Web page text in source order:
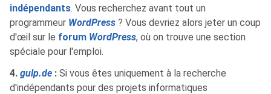
indépendants. Vous recherchez avant tout un
programmeur WordPress ? Vous devriez alors jeter un coup
d'œil sur le forum WordPress, où on trouve une section
spéciale pour l'emploi.
4. gulp.de : Si vous êtes uniquement à la recherche
d'indépendants pour des projets informatiques